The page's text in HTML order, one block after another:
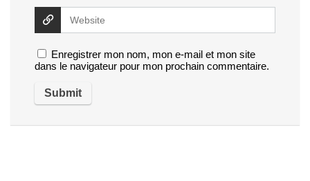
Enregistrer mon nom, mon e-mail et mon site
dans le navigateur pour mon prochain commentaire.